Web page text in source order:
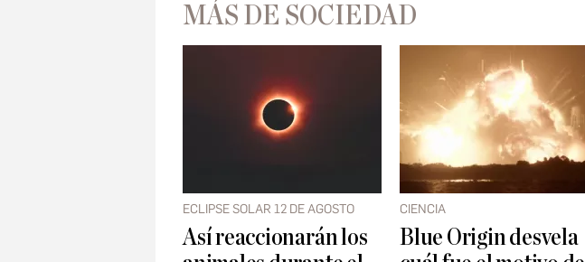
MÁS DE SOCIEDAD
ECLIPSE SOLAR 12 DE AGOSTO
Así reaccionarán los
CIENCIA
Blue Origin desvela